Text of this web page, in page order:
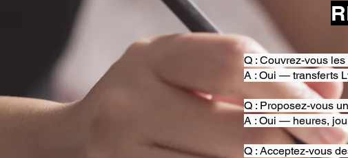
Q : Couvrez-vous
A : Oui — transferts
Q : Proposez-vous
A : Oui — heures,
Q : Acceptez-vous